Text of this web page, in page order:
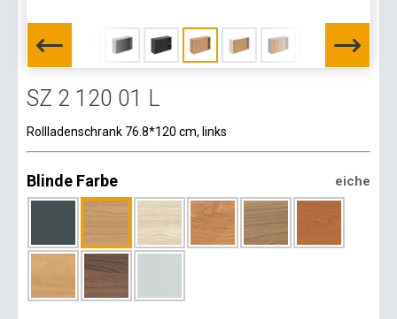
SZ 2 120 01 L
Rollladenschrank 76.8*120 cm, links
Blinde Farbe eiche